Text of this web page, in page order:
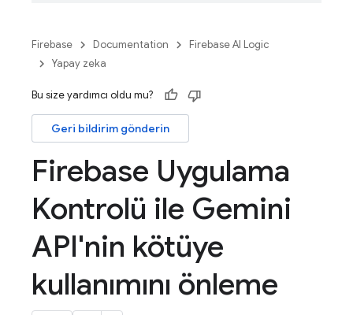
Firebase Documentation
Firebase AI Logic
Yapay zeka
Bu size yardımcı oldu mu?
Geri bildirim gönderin
Firebase Uygulama
Kontrolü ile Gemini
API'nin kötüye
kullanımını önleme